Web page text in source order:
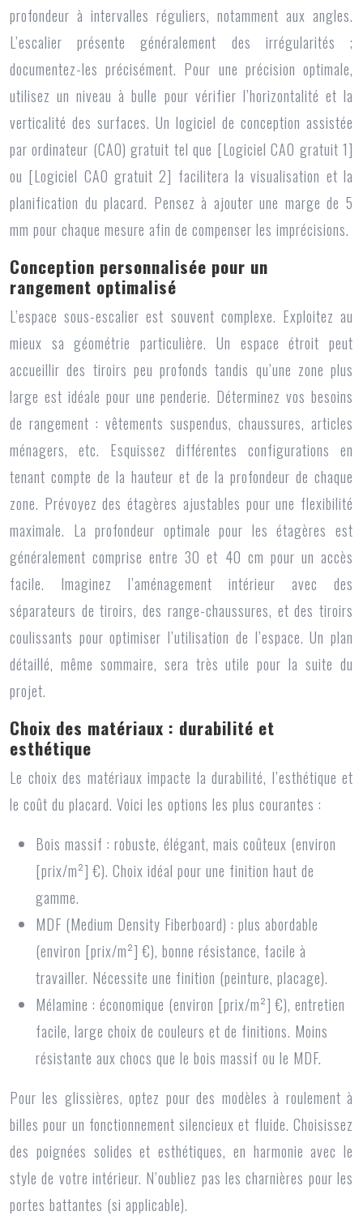
profondeur à intervalles réguliers, notamment aux angles.
L’escalier présente généralement des irrégularités ;
documentez-les précisément. Pour une précision optimale,
utilisez un niveau à bulle pour vérifier l’horizontalité et la
verticalité des surfaces. Un logiciel de conception assistée
par ordinateur (CAO) gratuit tel que [Logiciel CAO gratuit 1]
ou [Logiciel CAO gratuit 2] facilitera la visualisation et la
planification du placard. Pensez à ajouter une marge de 5
mm pour chaque mesure afin de compenser les imprécisions.
Conception personnalisée pour un
rangement optimalisé
L’espace sous-escalier est souvent complexe. Exploitez au
mieux sa géométrie particulière. Un espace étroit peut
accueillir des tiroirs peu profonds tandis qu’une zone plus
large est idéale pour une penderie. Déterminez vos besoins
de rangement : vêtements suspendus, chaussures, articles
ménagers, etc. Esquissez différentes configurations en
tenant compte de la hauteur et de la profondeur de chaque
zone. Prévoyez des étagères ajustables pour une flexibilité
maximale. La profondeur optimale pour les étagères est
généralement comprise entre 30 et 40 cm pour un accès
facile. Imaginez l’aménagement intérieur avec des
séparateurs de tiroirs, des range-chaussures, et des tiroirs
coulissants pour optimiser l’utilisation de l’espace. Un plan
détaillé, même sommaire, sera très utile pour la suite du
projet.
Choix des matériaux : durabilité et
esthétique
Le choix des matériaux impacte la durabilité, l’esthétique et
le coût du placard. Voici les options les plus courantes :
Bois massif : robuste, élégant, mais coûteux (environ
[prix/m²] €). Choix idéal pour une finition haut de
gamme.
MDF (Medium Density Fiberboard) : plus abordable
(environ [prix/m²] €), bonne résistance, facile à
travailler. Nécessite une finition (peinture, placage).
Mélamine : économique (environ [prix/m²] €), entretien
facile, large choix de couleurs et de finitions. Moins
résistante aux chocs que le bois massif ou le MDF.
Pour les glissières, optez pour des modèles à roulement à
billes pour un fonctionnement silencieux et fluide. Choisissez
des poignées solides et esthétiques, en harmonie avec le
style de votre intérieur. N’oubliez pas les charnières pour les
portes battantes (si applicable).